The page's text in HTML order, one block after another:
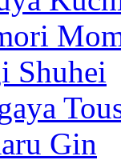
Shuhei
Gin